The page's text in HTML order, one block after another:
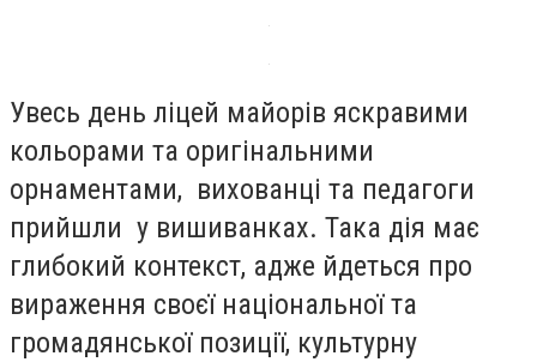
Увесь день ліцей майорів яскравими
кольорами та оригінальними
орнаментами, вихованці та педагоги
прийшли у вишиванках. Така дія має
глибокий контекст, адже йдеться про
вираження своєї національної та
громадянської позиції, культурну